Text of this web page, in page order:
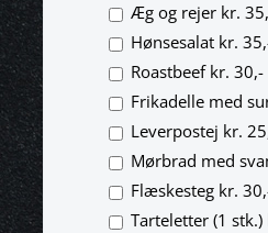
Æg og rejer kr.
Hønsesalat kr.
Roastbeef kr. 30,-
Frikadelle med
Leverpostej kr.
Mørbrad med
Flæskesteg kr.
Tarteletter (1